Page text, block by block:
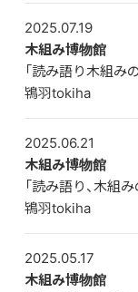
2025.07.19
木組み博物館
「読み語り木組み
鴇羽tokiha
2025.06.21
木組み博物館
「読み語り、木組
鴇羽tokiha
2025.05.17
木組み博物館